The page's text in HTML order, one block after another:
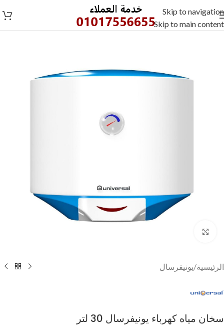
Skip to navigation
Skip to main content
الرئيسية/يونيفرسال
سخان مياه كهرباء يونيفرسال 30 لتر